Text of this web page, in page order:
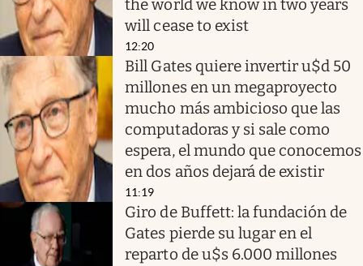
the world we know in two years
will cease to exist
12:20
Bill Gates quiere invertir u$d 50
millones en un megaproyecto
mucho más ambicioso que las
computadoras y si sale como
espera, el mundo que conocemos
en dos años dejará de existir
11:19
Giro de Buffett: la fundación de
Gates pierde su lugar en el
reparto de u$s 6.000 millones